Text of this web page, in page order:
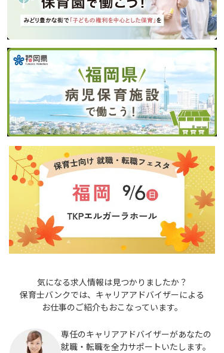
気になる求人情報は見つかりましたか？
保育士バンクでは、キャリアアドバイザーによる
お仕事のご紹介もおこなっています。
専任のキャリアアドバイザーがあなたの
就職・転職を全力サポートいたします。